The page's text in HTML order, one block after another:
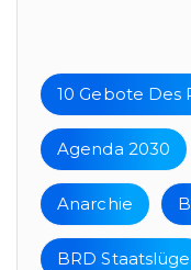
10 Gebote Des
Agenda 2030
Anarchie
BRD Staatslüge